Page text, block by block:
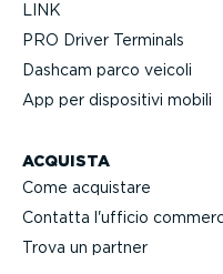
LINK
PRO Driver Terminals
Dashcam parco veicoli
App per dispositivi mobili
ACQUISTA
Come acquistare
Contatta l'ufficio
Trova un partner